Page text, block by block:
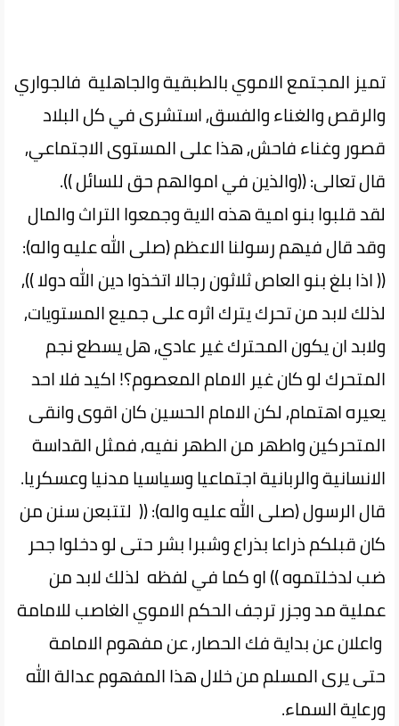
تميز المجتمع الاموي بالطبقية والجاهلية فالجواري
والرقص والغناء والفسق, استشرى في كل البلاد
قصور وغناء فاحش, هذا على المستوى الاجتماعي,
قال تعالى: ((والذين في اموالهم حق للسائل )).
لقد قلبوا بنو امية هذه الاية وجمعوا التراث والمال
وقد قال فيهم رسولنا الاعظم (صلى الله عليه واله):
(( اذا بلغ بنو العاص ثلاثون رجالا اتخذوا دين الله دولا )),
لذلك لابد من تحرك يترك اثره على جميع المستويات,
ولابد ان يكون المحترك غير عادي, هل يسطع نجم
المتحرك لو كان غير الامام المعصوم؟! اكيد فلا احد
يعيره اهتمام, لكن الامام الحسين كان اقوى وانقى
المتحركين واطهر من الطهر نفيه, فمثل القداسة
الانسانية والربانية اجتماعيا وسياسيا مدنيا وعسكريا.
قال الرسول (صلى الله عليه واله): (( لتتبعن سنن من
كان قبلكم ذراعا بذراع وشبرا بشر حتى لو دخلوا جحر
ضب لدخلتموه )) او كما في لفظه لذلك لابد من
عملية مد وجزر ترجف الحكم الاموي الغاصب للامامة
واعلان عن بداية فك الحصار, عن مفهوم الامامة
حتى يرى المسلم من خلال هذا المفهوم عدالة الله
ورعاية السماء.